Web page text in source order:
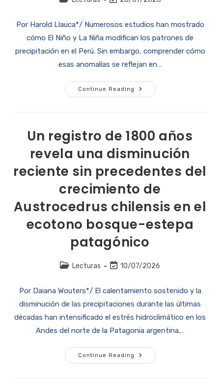
Por Harold Llauca*/ Numerosos estudios han mostrado
cómo El Niño y La Niña modifican los patrones de
precipitación en el Perú. Sin embargo, comprender cómo
esas anomalías se reflejan en…
Continue Reading
Un registro de 1800 años
revela una disminución
reciente sin precedentes del
crecimiento de
Austrocedrus chilensis en el
ecotono bosque-estepa
patagónico
Lecturas 10/07/2026
Por Daiana Wouters*/ El calentamiento sostenido y la
disminución de las precipitaciones durante las últimas
décadas han intensificado el estrés hidroclimático en los
Andes del norte de la Patagonia argentina.…
Continue Reading